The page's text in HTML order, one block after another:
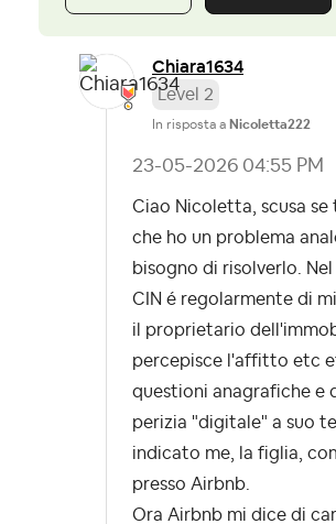
Chiara1634
Level 2
In risposta a Nicoletta222
‎23-05-2026 04:55 PM
Ciao Nicoletta, scusa
che ho un problema
bisogno di risolverlo. Nel
CIN é regolarmente di
il proprietario
percepisce l'affitto etc
questioni anagrafiche e
perizia "digitale" a suo
indicato me, la figlia,
presso Airbnb.
Ora Airbnb mi dice di